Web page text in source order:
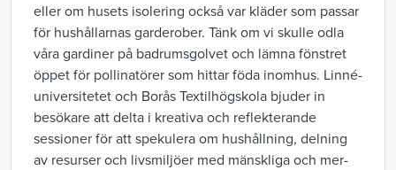
eller om husets isolering också var kläder som passar
för hushållarnas garderober. Tänk om vi skulle odla
våra gardiner på badrumsgolvet och lämna fönstret
öppet för pollinatörer som hittar föda inomhus. Linné-
universitetet och Borås Textilhögskola bjuder in
besökare att delta i kreativa och reflekterande
sessioner för att spekulera om hushållning, delning
av resurser och livsmiljöer med mänskliga och mer-